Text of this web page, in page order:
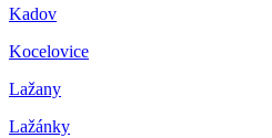
Kadov
Kocelovice
Lažany
Lažánky